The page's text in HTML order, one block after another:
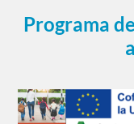
Programa